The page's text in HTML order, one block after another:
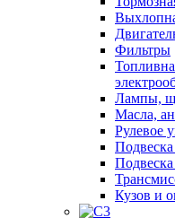
Фильтры
Лампы,
Масла,
Рулевое
Подвеска
Подвеска
Кузов и